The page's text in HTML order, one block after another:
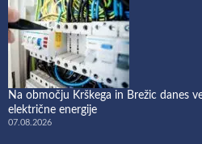
Na območju Krškega in Brežic danes
električne energije
07.08.2026